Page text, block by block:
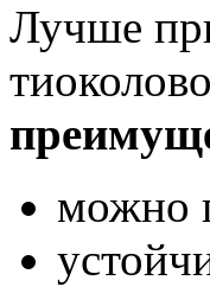
Лучше
можно